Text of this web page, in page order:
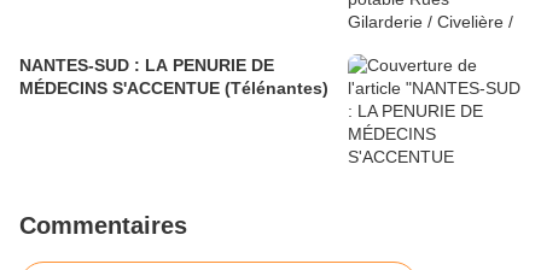
NANTES-SUD : LA PENURIE DE
MÉDECINS S'ACCENTUE (Télénantes)
Commentaires